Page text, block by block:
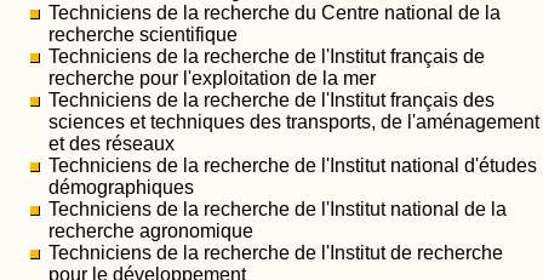
Techniciens de la recherche du Centre national de la
recherche scientifique
Techniciens de la recherche de l'Institut français de
recherche pour l'exploitation de la mer
Techniciens de la recherche de l'Institut français des
sciences et techniques des transports, de l'aménagement
et des réseaux
Techniciens de la recherche de l'Institut national d'études
démographiques
Techniciens de la recherche de l'Institut national de la
recherche agronomique
Techniciens de la recherche de l'Institut de recherche
pour le développement